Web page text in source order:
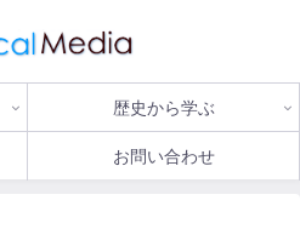
歴史から学ぶ
お問い合わせ